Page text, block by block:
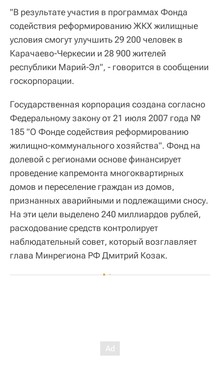
"В результате участия в программах Фонда
содействия реформированию ЖКХ жилищные
условия смогут улучшить 29 200 человек в
Карачаево-Черкесии и 28 900 жителей
республики Марий-Эл", - говорится в сообщении
госкорпорации.
Государственная корпорация создана согласно
Федеральному закону от 21 июля 2007 года №
185 "О Фонде содействия реформированию
жилищно-коммунального хозяйства". Фонд на
долевой с регионами основе финансирует
проведение капремонта многоквартирных
домов и переселение граждан из домов,
признанных аварийными и подлежащими сносу.
На эти цели выделено 240 миллиардов рублей,
расходование средств контролирует
наблюдательный совет, который возглавляет
глава Минрегиона РФ Дмитрий Козак.